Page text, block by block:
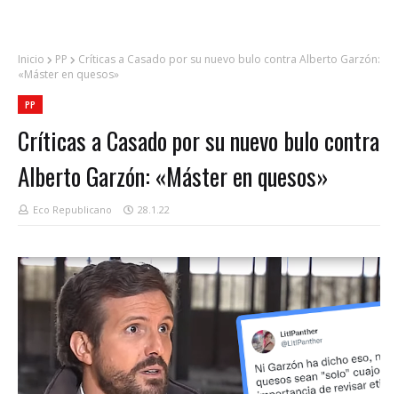
Inicio PP
Críticas a Casado por su nuevo bulo contra Alberto Garzón:
«Máster en quesos»
PP
Críticas a Casado por su nuevo bulo contra
Alberto Garzón: «Máster en quesos»
Eco Republicano 28.1.22